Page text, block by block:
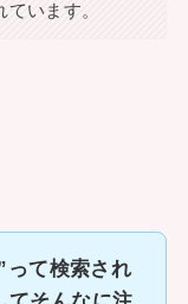
います。
って検索され